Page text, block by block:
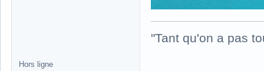
"Tant qu'on a pas
Hors ligne